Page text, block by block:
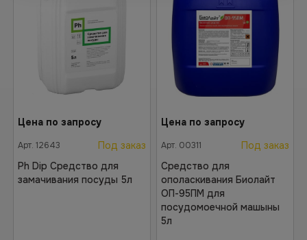
Цена по запросу
Арт. 12643
Под заказ
Ph Dip Средство для
замачивания посуды 5л
Цена по запросу
Арт. 00311
Под заказ
Средство для
ополаскивания Биолайт
ОП-95ПМ для
посудомоечной машыны
5л